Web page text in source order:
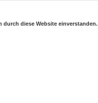
durch diese Website einverstanden.